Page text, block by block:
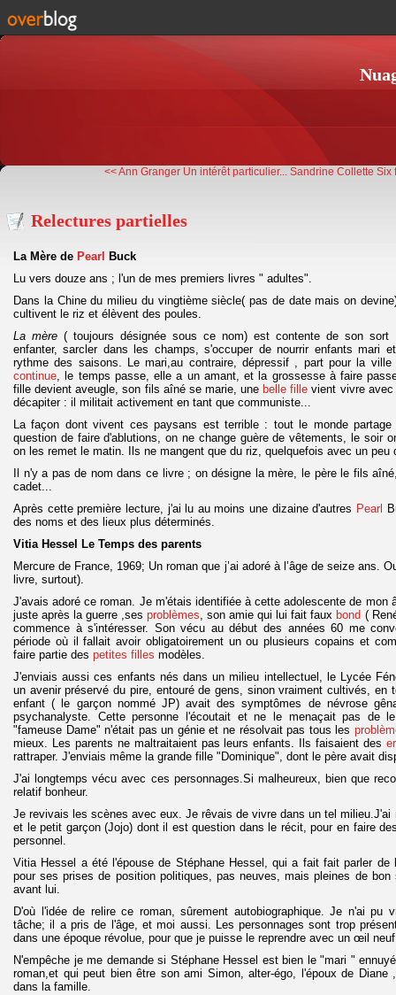
<< Ann Granger Un intérêt particulier... Sandrine Collette Six
Relectures partielles
La Mère de Pearl
Buck
Lu vers douze ans ; l'un de mes premiers livres " adultes".
Dans la Chine du milieu du vingtième siècle( pas de date mais on
cultivent le riz et élèvent des poules.
La mère( toujours désignée sous ce nom) est contente de son sort
enfanter, sarcler dans les champs, s'occuper de nourrir enfants mari
rythme des saisons. Le mari,au contraire, dépressif , part pour la
continue, le temps passe, elle a un amant, et la grossesse à faire
fille devient aveugle, son fils aîné se marie, une belle fille vient vivre
décapiter : il militait activement en tant que communiste...
La façon dont vivent ces paysans est terrible : tout le monde
question de faire d'ablutions, on ne change guère de vêtements, le soir
on les remet le matin. Ils ne mangent que du riz, quelquefois avec un
Il n'y a pas de nom dans ce livre ; on désigne la mère, le père le fils
cadet...
Après cette première lecture, j'ai lu au moins une dizaine d'autres Pearl
des noms et des lieux plus déterminés.
Vitia Hessel Le Temps des parents
Mercure de France, 1969; Un roman que j’ai adoré à l’âge de seize ans.
livre, surtout).
J'avais adoré ce roman. Je m'étais identifiée à cette adolescente de mon
juste après la guerre ,ses problèmes, son amie qui lui fait faux bond (
commence à s'intéresser. Son vécu au début des années 60 me
période où il fallait avoir obligatoirement un ou plusieurs copains et
faire partie des petites filles modèles.
J'enviais aussi ces enfants nés dans un milieu intellectuel, le Lycée
un avenir préservé du pire, entouré de gens, sinon vraiment cultivés, en
enfant ( le garçon nommé JP) avait des symptômes de névrose
psychanalyste. Cette personne l'écoutait et ne le menaçait pas de
"fameuse Dame" n'était pas un génie et ne résolvait pas tous les
mieux. Les parents ne maltraitaient pas leurs enfants. Ils faisaient des
rattraper. J'enviais même la grande fille "Dominique", dont le père avait
J'ai longtemps vécu avec ces personnages.Si malheureux, bien que
relatif bonheur.
Je revivais les scènes avec eux. Je rêvais de vivre dans un tel
et le petit garçon (Jojo) dont il est question dans le récit, pour en faire
personnel.
Vitia Hessel a été l'épouse de Stéphane Hessel, qui a fait fait parler de
pour ses prises de position politiques, pas neuves, mais pleines de
avant lui.
D'où l'idée de relire ce roman, sûrement autobiographique. Je n'ai pu
tâche; il a pris de l'âge, et moi aussi. Les personnages sont trop
dans une époque révolue, pour que je puisse le reprendre avec un œil
N'empêche je me demande si Stéphane Hessel est bien le "mari "
roman,et qui peut bien être son ami Simon, alter-égo, l'époux de Diane
dans la famille.